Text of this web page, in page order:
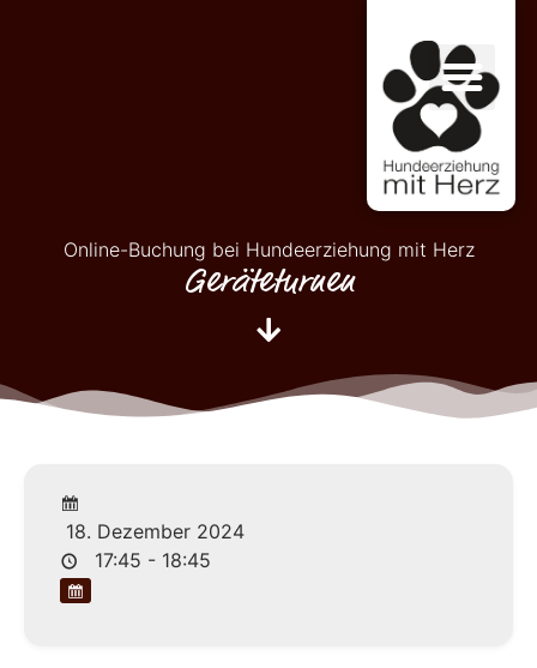
Online-Buchung bei Hundeerziehung mit Herz
Geräteturnen
18. Dezember 2024
17:45 - 18:45